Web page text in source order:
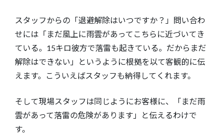
スタッフからの「退避解除はいつですか？」問い合わ
せには「まだ風上に雨雲があってこちらに近づいてき
ている。15キロ彼方で落雷も起きている。だからまだ
解除はできない」というように根拠を以て客観的に伝
えます。こういえばスタッフも納得してくれます。
そして現場スタッフは同じようにお客様に、「まだ雨
雲があって落雷の危険があります」と伝えるわけで
す。